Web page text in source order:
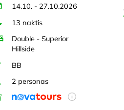
14.10. - 27.10.2026
13 naktis
Double - Superior
Hillside
BB
2 personas